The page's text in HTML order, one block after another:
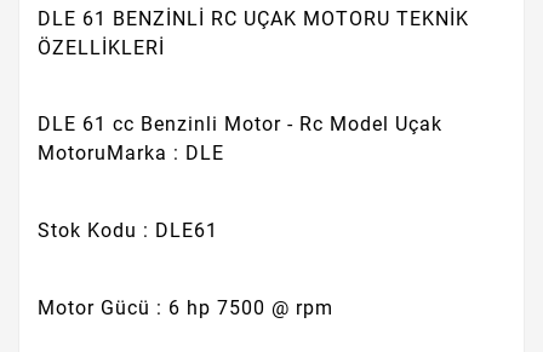
DLE 61 BENZİNLİ RC UÇAK MOTORU TEKNİK
ÖZELLİKLERİ
DLE 61 cc Benzinli Motor - Rc Model Uçak
MotoruMarka : DLE
Stok Kodu : DLE61
Motor Gücü : 6 hp 7500 @ rpm